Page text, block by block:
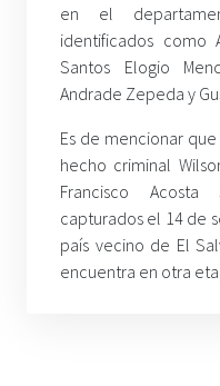
en el
identificados como
Santos Elogio
Andrade Zepeda y
Es de mencionar
hecho criminal
Francisco Acosta
capturados el 14 de
país vecino de El
encuentra en otra